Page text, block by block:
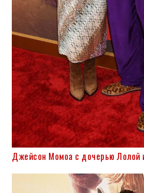
Джейсон Момоа с дочерью Лолой